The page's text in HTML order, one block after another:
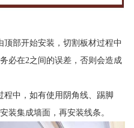
部开始安装，切割板材过程中
必在2之间的误差，否则会造成
程中，如有使用阴角线、踢脚
装集成墙面，再安装线条。